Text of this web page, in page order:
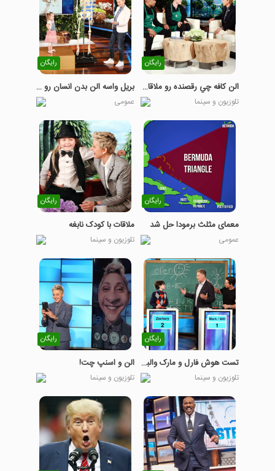
رایگان
الن کافه چي رقصنده رو ملاقات ميکنه
تلوزیون و سینما
رایگان
بريل واسه الن بدن انسان رو توضيح ميده!
عمومی
رایگان
معمای مثلث برمودا حل شد
عمومی
رایگان
ملاقات با کودک نابغه
تلوزیون و سینما
رایگان
تست هوش فارل و مارک والبرگ
تلوزیون و سینما
رایگان
الن و اسنپ چت!
تلوزیون و سینما